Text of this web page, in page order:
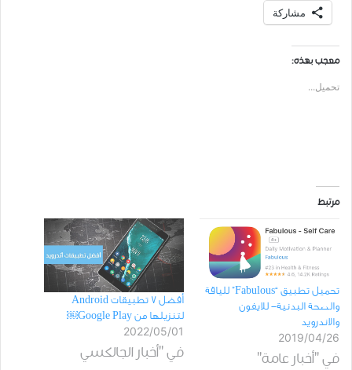
مشاركة
معجب بهذه:
تحميل...
مرتبط
تحميل تطبيق “Fabulous” للياقة
والصحة البدنية- للايفون
والاندرويد
2019/04/26
في "أخبار عامة"
أفضل 7 تطبيقات Android
لتنزيلها من Google Play￼
2022/05/01
في "أخبار الجالكسي